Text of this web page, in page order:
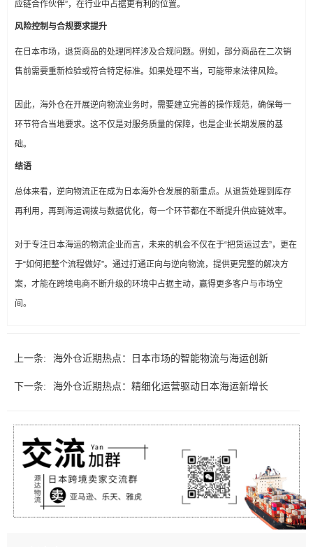
应链合作伙伴”，在行业中占据更有利的位置。
风险控制与合规要求提升
在日本市场，退货商品的处理同样涉及合规问题。例如，部分商品在二次销
售前需要重新检验或符合特定标准。如果处理不当，可能带来法律风险。
因此，海外仓在开展逆向物流业务时，需要建立完善的操作规范，确保每一
环节符合当地要求。这不仅是对服务质量的保障，也是企业长期发展的基
础。
结语
总体来看，逆向物流正在成为日本海外仓发展的新重点。从退货处理到库存
再利用，再到海运调拨与数据优化，每一个环节都在不断提升供应链效率。
对于专注日本海运的物流企业而言，未来的机会不仅在于“把货运过去”，更在
于“如何把整个流程做好”。通过打通正向与逆向物流，提供更完整的解决方
案，才能在跨境电商不断升级的环境中占据主动，赢得更多客户与市场空
间。
上一条: 海外仓近期热点：日本市场的智能物流与海运创新
下一条: 海外仓近期热点：精细化运营驱动日本海运新增长